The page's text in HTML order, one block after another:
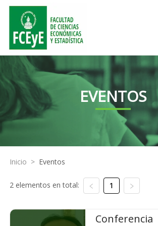
EVENTOS
Inicio > Eventos
2 elementos en total: 1
Conferencia